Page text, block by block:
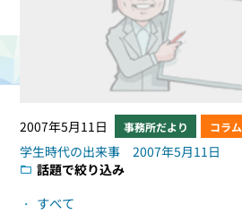
2007年5月11日 事務所だより コラム
学生時代の出来事 2007年5月11日
話題で絞り込み
すべて